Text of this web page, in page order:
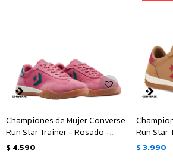
Championes de Mujer Converse
Run Star Trainer - Rosado -
Verde
$ 4.590
Run Star
Rosado
$ 3.990